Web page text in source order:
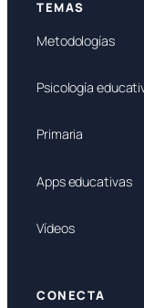
TEMAS
Metodologías
Psicología
Primaria
Apps educativas
Vídeos
CONECTA